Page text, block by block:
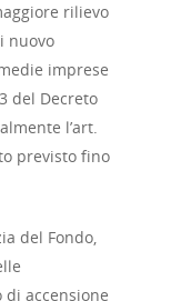
rilievo
nuovo
imprese
del Decreto
l’art.
previsto fino
del Fondo,
accensione